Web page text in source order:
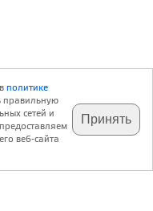
подпишитесь на наш
телеграм @archi_ru
✕
г.
политике
правильную
сетей и
веб-сайта
Принять